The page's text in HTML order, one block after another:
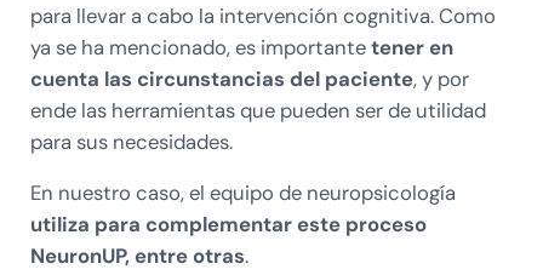
para llevar a cabo la intervención cognitiva. Como
ya se ha mencionado, es importantetener en
cuenta las circunstancias del paciente, y por
ende las herramientas que pueden ser de utilidad
para sus necesidades.
En nuestro caso, el equipo de neuropsicología
utiliza para complementar este proceso
NeuronUP, entre otras.